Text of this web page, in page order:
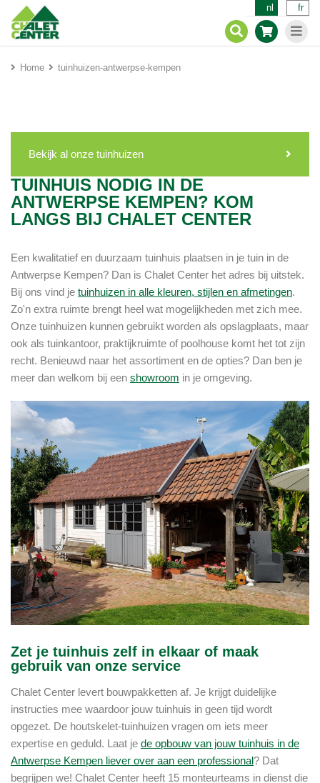
nl fr
Home tuinhuizen-antwerpse-kempen
Bekijk al onze tuinhuizen
TUINHUIS NODIG IN DE
ANTWERPSE KEMPEN? KOM
LANGS BIJ CHALET CENTER
Een kwalitatief en duurzaam tuinhuis plaatsen in je tuin in de
Antwerpse Kempen? Dan is Chalet Center het adres bij uitstek.
Bij ons vind je tuinhuizen in alle kleuren, stijlen en afmetingen.
Zo'n extra ruimte brengt heel wat mogelijkheden met zich mee.
Onze tuinhuizen kunnen gebruikt worden als opslagplaats, maar
ook als tuinkantoor, praktijkruimte of poolhouse komt het tot zijn
recht. Benieuwd naar het assortiment en de opties? Dan ben je
meer dan welkom bij een showroom in je omgeving.
Zet je tuinhuis zelf in elkaar of maak
gebruik van onze service
Chalet Center levert bouwpakketten af. Je krijgt duidelijke
instructies mee waardoor jouw tuinhuis in geen tijd wordt
opgezet. De houtskelet-tuinhuizen vragen om iets meer
expertise en geduld. Laat je de opbouw van jouw tuinhuis in de
Antwerpse Kempen liever over aan een professional? Dat
begrijpen we! Chalet Center heeft 15 monteurteams in dienst die